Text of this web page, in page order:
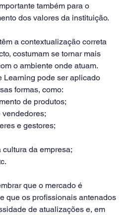
também para o
dos valores da instituição.
a contextualização correta
costumam se tornar mais
o ambiente onde atuam.
Learning pode ser aplicado
formas, como:
de produtos;
e gestores;
cultura da empresa;
que o mercado é
que os profissionais antenados
de atualizações e, em